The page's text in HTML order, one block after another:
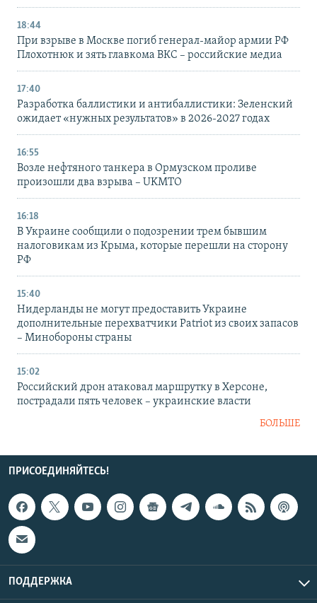
18:44
При взрыве в Москве погиб генерал-майор армии РФ
Плохотнюк и зять главкома ВКС – российские медиа
17:40
Разработка баллистики и антибаллистики: Зеленский
ожидает «нужных результатов» в 2026-2027 годах
16:55
Возле нефтяного танкера в Ормузском проливе
произошли два взрыва – UKMTO
16:18
В Украине сообщили о подозрении трем бывшим
налоговикам из Крыма, которые перешли на сторону
РФ
15:40
Нидерланды не могут предоставить Украине
дополнительные перехватчики Patriot из своих запасов
– Минобороны страны
15:02
Российский дрон атаковал маршрутку в Херсоне,
пострадали пять человек – украинские власти
БОЛЬШЕ
ПРИСОЕДИНЯЙТЕСЬ!
ПОДДЕРЖКА